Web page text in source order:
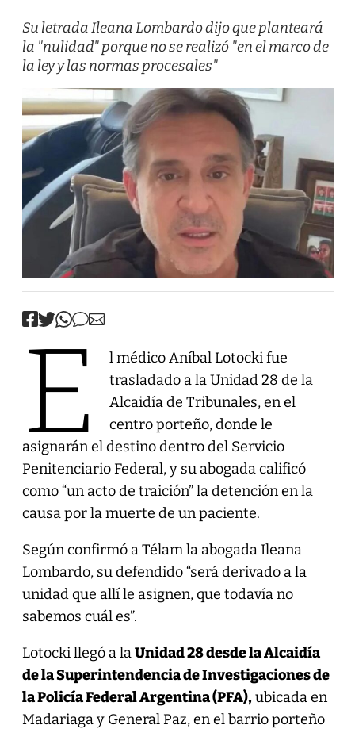
Su letrada Ileana Lombardo dijo que planteará
la "nulidad" porque no se realizó "en el marco de
la ley y las normas procesales"
E
l médico Aníbal Lotocki fue
trasladado a la Unidad 28 de la
Alcaidía de Tribunales, en el
centro porteño, donde le
asignarán el destino dentro del Servicio
Penitenciario Federal, y su abogada calificó
como “un acto de traición” la detención en la
causa por la muerte de un paciente.
Según confirmó a Télam la abogada Ileana
Lombardo, su defendido “será derivado a la
unidad que allí le asignen, que todavía no
sabemos cuál es”.
Lotocki llegó a laUnidad 28 desde la Alcaidía
de la Superintendencia de Investigaciones de
la Policía Federal Argentina (PFA),ubicada en
Madariaga y General Paz, en el barrio porteño